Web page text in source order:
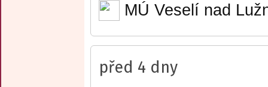
MÚ Veselí nad
před 4 dny